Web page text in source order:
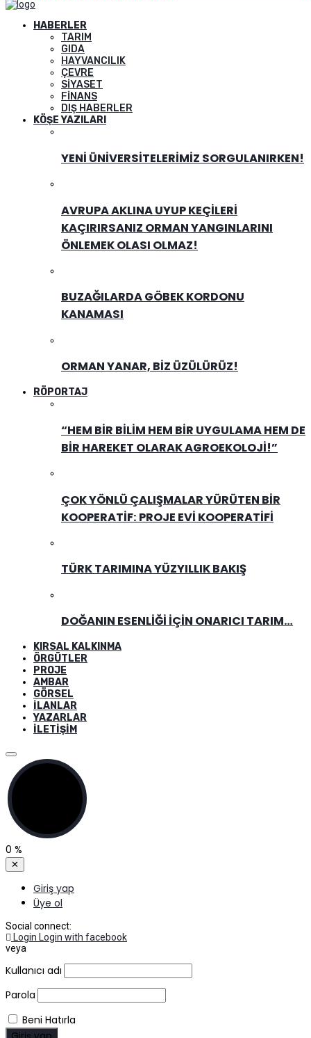
HABERLER
TARIM
GIDA
HAYVANCILIK
ÇEVRE
SIYASET
FINANS
DIŞ HABERLER
KÖŞE YAZILARI
YENI ÜNIVERSITELERIMIZ SORGULANIRKEN!
AVRUPA AKLINA UYUP KEÇILERI
KAÇIRIRSANIZ ORMAN YANGINLARINI
ÖNLEMEK OLASI OLMAZ!
BUZAĞILARDA GÖBEK KORDONU
KANAMASI
ORMAN YANAR, BIZ ÜZÜLÜRÜZ!
RÖPORTAJ
“HEM BIR BILIM HEM BIR UYGULAMA HEM DE
BIR HAREKET OLARAK AGROEKOLOJI!”
ÇOK YÖNLÜ ÇALIŞMALAR YÜRÜTEN BIR
KOOPERATIF: PROJE EVI KOOPERATIFI
TÜRK TARIMINA YÜZYILLIK BAKIŞ
DOĞANIN ESENLIĞI İÇIN ONARICI TARIM…
KIRSAL KALKINMA
ÖRGÜTLER
PROJE
AMBAR
GÖRSEL
İLANLAR
YAZARLAR
İLETIŞIM
0 %
✕
Giriş yap
Üye ol
Social connect:
Login Login with facebook
veya
Kullanıcı adı
Parola
Beni Hatırla